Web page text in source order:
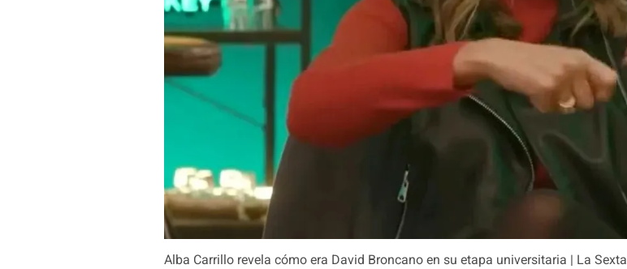
Alba Carrillo revela cómo era David Broncano en su etapa universitaria | La Sexta